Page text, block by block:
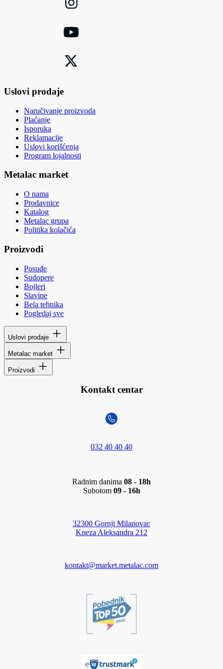
Uslovi prodaje
Naručivanje proizvoda
Plaćanje
Isporuka
Reklamacije
Uslovi korišćenja
Program lojalnosti
Metalac market
O nama
Prodavnice
Katalog
Metalac grupa
Politika kolačića
Proizvodi
Posuđe
Sudopere
Bojleri
Slavine
Bela tehnika
Pogledaj sve
Uslovi prodaje
Metalac market
Proizvodi
Kontakt centar
032 40 40 40
Radnim danima 08 - 18h
Subotom 09 - 16h
32300 Gornji Milanovac
Kneza Aleksandra 212
kontakt@market.metalac.com